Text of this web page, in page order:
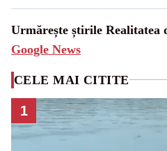
Urmărește știrile Realitatea
Google News
CELE MAI CITITE
1